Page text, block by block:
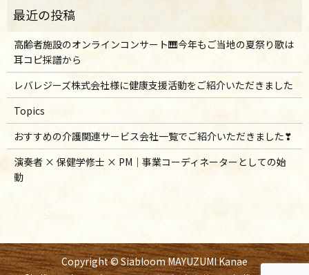
高齢者施設のオンラインコンサート🎹今年もご当地の夏祭り歌は
耳コピ採譜から
レバレジーズ株式会社様に健康支援活動をご紹介いただきました
Topics
おすすめの介護関連サービス会社一覧でご紹介いただきました❣
演奏者 × 保健学修士 × PM｜事業コーディネーターとしての始
動
Copyright © Siabloom MAYUZUMI Kanae